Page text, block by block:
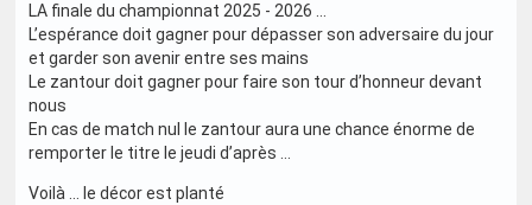
LA finale du championnat 2025 - 2026 …
L’espérance doit gagner pour dépasser son adversaire du jour
et garder son avenir entre ses mains
Le zantour doit gagner pour faire son tour d’honneur devant
nous
En cas de match nul le zantour aura une chance énorme de
remporter le titre le jeudi d’après …
Voilà … le décor est planté